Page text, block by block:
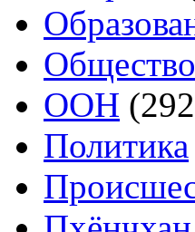
Общество
ООН
Политика